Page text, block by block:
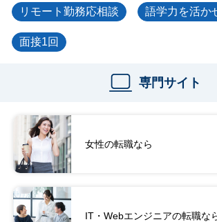
リモート勤務応相談 語学力を活か
面接1回
専門サイト
女性の転職なら
IT・Webエンジニアの転職な